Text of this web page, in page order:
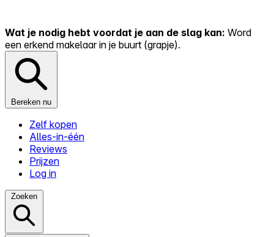
Wat je nodig hebt voordat je aan de slag kan: Word
een erkend makelaar in je buurt (grapje).
Bereken nu
Zelf kopen
Alles-in-één
Reviews
Prijzen
Log in
Zoeken